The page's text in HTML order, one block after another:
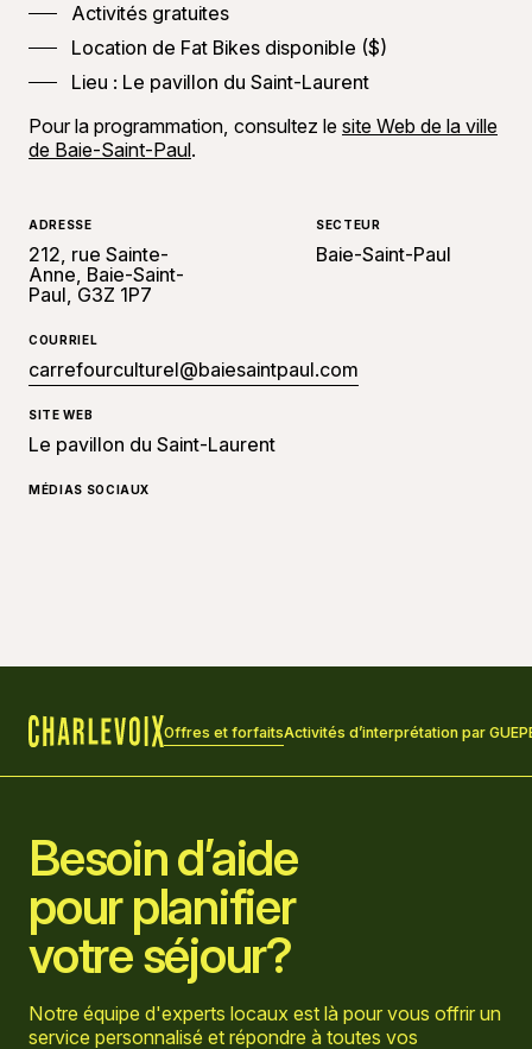
Activités gratuites
Location de Fat Bikes disponible ($)
Lieu : Le pavillon du Saint-Laurent
Pour la programmation, consultez le site Web de la ville
de Baie-Saint-Paul.
ADRESSE
212, rue Sainte-
Anne, Baie-Saint-
Paul, G3Z 1P7
SECTEUR
Baie-Saint-Paul
COURRIEL
carrefourculturel@baiesaintpaul.com
SITE WEB
Le pavillon du Saint-Laurent
MÉDIAS SOCIAUX
Offres et forfaitsActivités d’interprétation par
Besoin d’aide
pour planifier
votre séjour?
Notre équipe d'experts locaux est là pour vous offrir un
service personnalisé et répondre à toutes vos